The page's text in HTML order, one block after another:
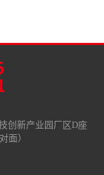
创新产业园厂区D座
面）